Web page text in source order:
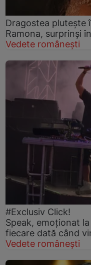
Dragostea plutește
Ramona, surprinși
Vedete românești
#Exclusiv Click!
Speak, emoționat
fiecare dată când
Vedete românești